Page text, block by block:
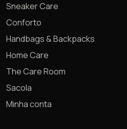
Sneaker Care
Conforto
Handbags & Backpacks
Home Care
The Care Room
Sacola
Minha conta